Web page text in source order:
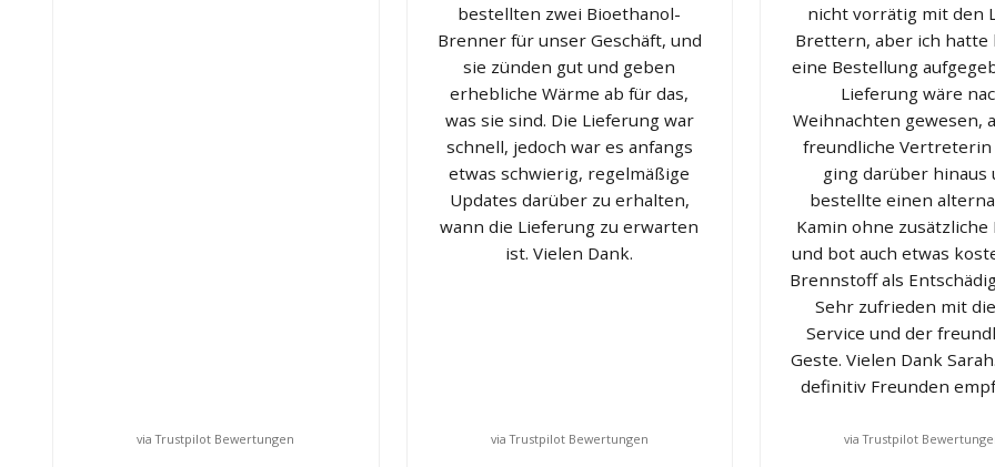
via Trustpilot Bewertungen
bestellten zwei Bioethanol-
Brenner für unser Geschäft, und
sie zünden gut und geben
erhebliche Wärme ab für das,
was sie sind. Die Lieferung war
schnell, jedoch war es anfangs
etwas schwierig, regelmäßige
Updates darüber zu erhalten,
wann die Lieferung zu erwarten
ist. Vielen Dank.
via Trustpilot Bewertungen
nicht vorrätig mit den
Brettern, aber ich hatte
eine Bestellung
Lieferung wäre
Weihnachten gewesen,
freundliche Vertreterin
ging darüber hinaus
bestellte einen
Kamin ohne zusätzliche
und bot auch etwas
Brennstoff als
Sehr zufrieden mit
Service und der
Geste. Vielen Dank
definitiv Freunden
via Trustpilot